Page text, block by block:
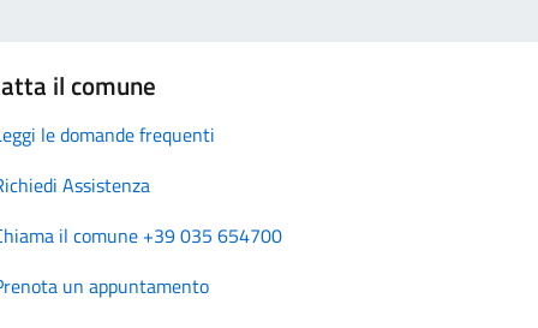
il comune
le domande frequenti
Assistenza
il comune +39 035 654700
un appuntamento